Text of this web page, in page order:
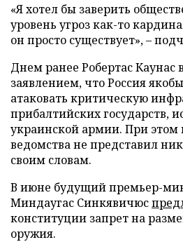
«Я хотел бы заверить
уровень угроз как-то
он просто существует», –
Днем ранее Робертас Каунас
заявлением, что Россия
атаковать критическую
прибалтийских государств,
украинской армии. При этом
ведомства не представил
своим словам.
В июне будущий премьер-
Миндаугас Синкявичюс
конституции запрет на
оружия.